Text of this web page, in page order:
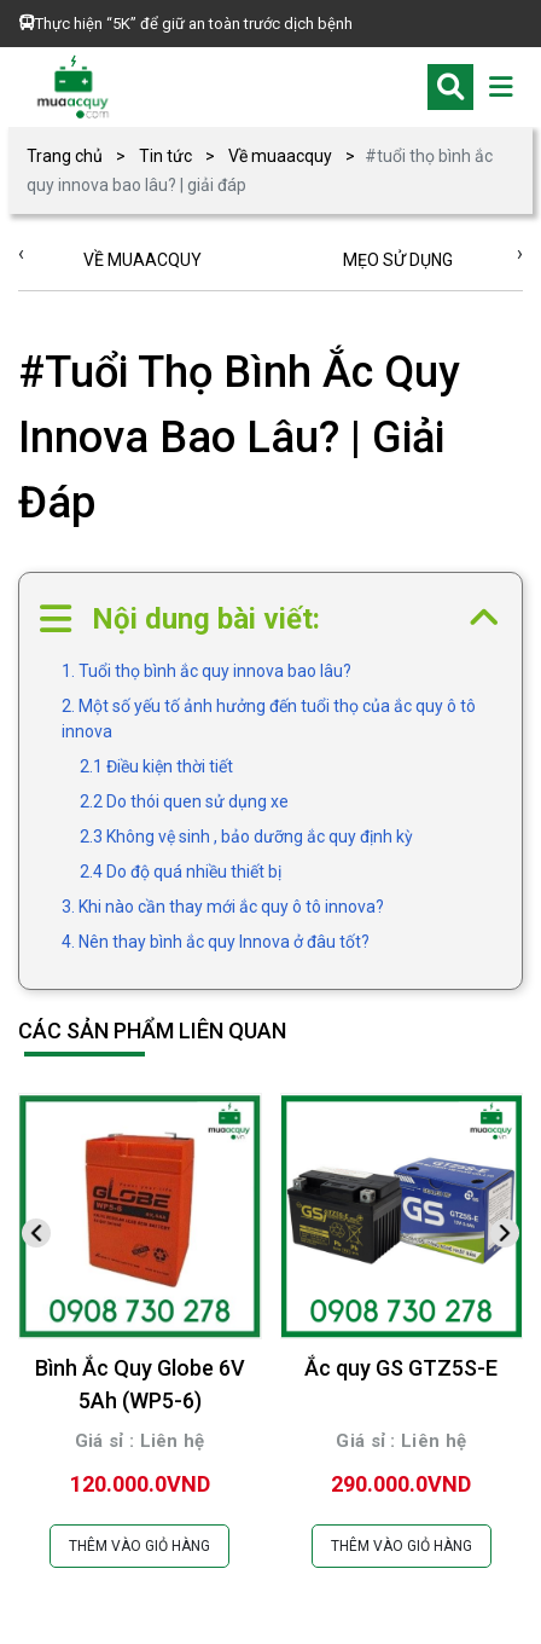
Thực hiện “5K” để giữ an toàn trước dịch bệnh
Trang chủ Tin tức Về muaacquy
#tuổi thọ bình ắc
quy innova bao lâu? | giải đáp
VỀ MUAACQUY MẸO SỬ DỤNG
‹ ›
#Tuổi Thọ Bình Ắc Quy
Innova Bao Lâu? | Giải
Đáp
Nội dung bài viết:
1. Tuổi thọ bình ắc quy innova bao lâu?
2. Một số yếu tố ảnh hưởng đến tuổi thọ của ắc quy ô tô
innova
2.1 Điều kiện thời tiết
2.2 Do thói quen sử dụng xe
2.3 Không vệ sinh , bảo dưỡng ắc quy định kỳ
2.4 Do độ quá nhiều thiết bị
3. Khi nào cần thay mới ắc quy ô tô innova?
4. Nên thay bình ắc quy Innova ở đâu tốt?
CÁC SẢN PHẨM LIÊN QUAN
Bình Ắc Quy Globe 6V
5Ah (WP5-6)
Giá sỉ : Liên hệ
120.000.0VND
THÊM VÀO GIỎ HÀNG
Ắc quy GS GTZ5S-E
Giá sỉ : Liên hệ
290.000.0VND
THÊM VÀO GIỎ HÀNG